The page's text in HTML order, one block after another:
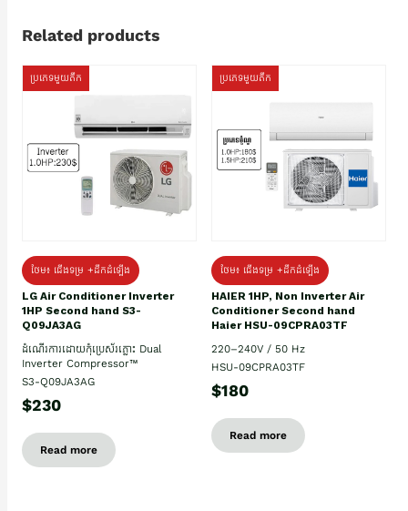
Related products
ប្រភេទមួយតឹក
ថែម៖ ជើងទម្រ +ដឹកដំឡើង
LG Air Conditioner Inverter
1HP Second hand S3-
Q09JA3AG
ដំណើរការដោយកុំប្រេស័រភ្លោះ Dual
Inverter Compressor™
S3-Q09JA3AG
$230
Read more
ប្រភេទមួយតឹក
ថែម៖ ជើងទម្រ +ដឹកដំឡើង
HAIER 1HP, Non Inverter Air
Conditioner Second hand
Haier HSU-09CPRA03TF
220–240V / 50 Hz
HSU-09CPRA03TF
$180
Read more